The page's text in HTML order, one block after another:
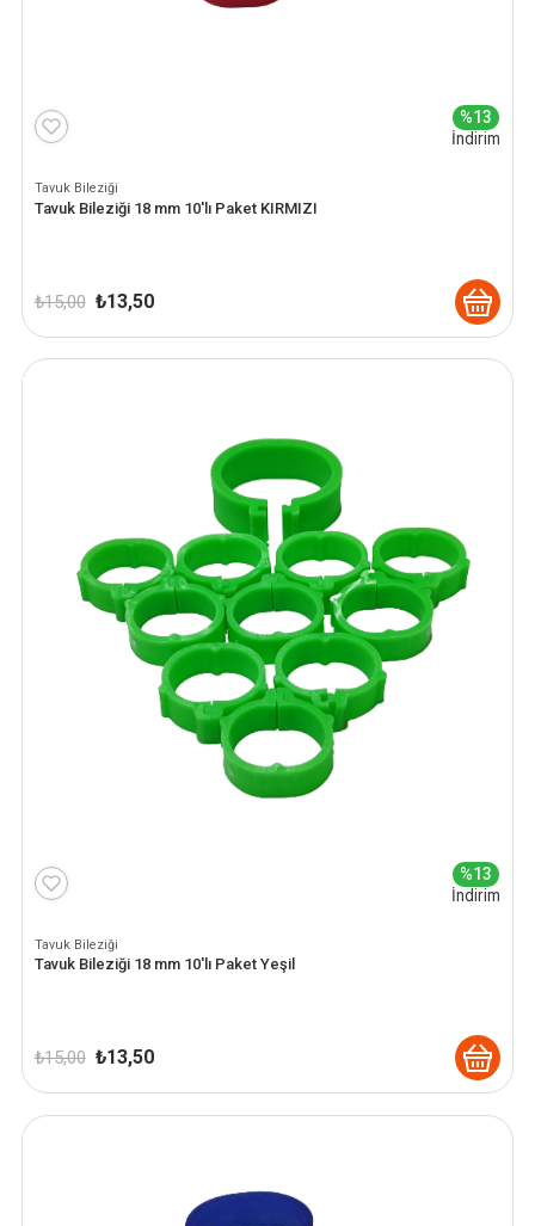
%13
İndirim
Tavuk Bileziği
Tavuk Bileziği 18 mm 10'lı Paket KIRMIZI
₺15,00 Orijinal
₺ 15,00.
₺13,50Şu
fiyat:
₺ 13,50.
%13
İndirim
Tavuk Bileziği
Tavuk Bileziği 18 mm 10'lı Paket Yeşil
₺15,00 Orijinal
₺ 15,00.
₺13,50Şu
fiyat:
₺ 13,50.